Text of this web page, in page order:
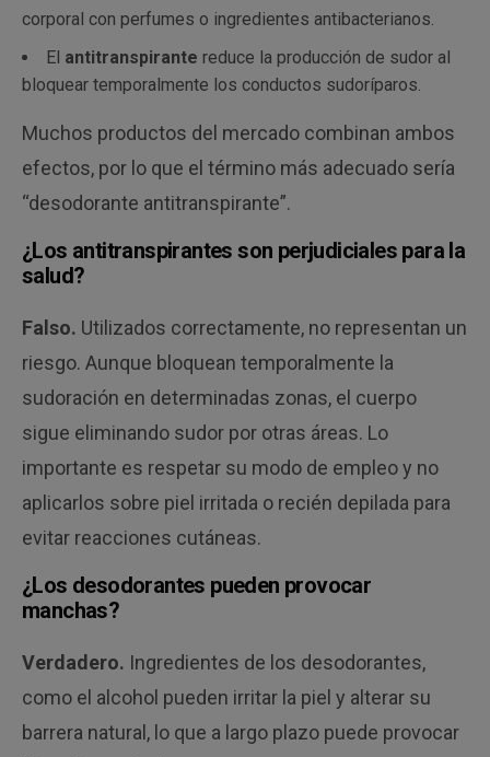
corporal con perfumes o ingredientes antibacterianos.
El antitranspirante reduce la producción de sudor al
bloquear temporalmente los conductos sudoríparos.
Muchos productos del mercado combinan ambos
efectos, por lo que el término más adecuado sería
“desodorante antitranspirante”.
¿Los antitranspirantes son perjudiciales para la
salud?
Falso. Utilizados correctamente, no representan un
riesgo. Aunque bloquean temporalmente la
sudoración en determinadas zonas, el cuerpo
sigue eliminando sudor por otras áreas. Lo
importante es respetar su modo de empleo y no
aplicarlos sobre piel irritada o recién depilada para
evitar reacciones cutáneas.
¿Los desodorantes pueden provocar
manchas?
Verdadero. Ingredientes de los desodorantes,
como el alcohol pueden irritar la piel y alterar su
barrera natural, lo que a largo plazo puede provocar